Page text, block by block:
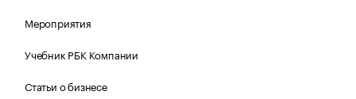
Мероприятия
Учебник РБК Компании
Статьи о бизнесе